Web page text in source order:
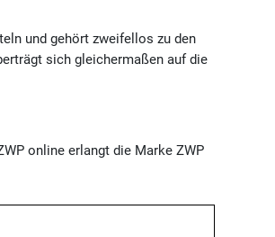
und gehört zweifellos zu den
sich gleichermaßen auf die
online erlangt die Marke ZWP